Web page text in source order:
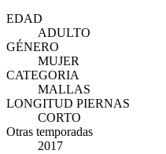
EDAD
ADULTO
GÉNERO
MUJER
CATEGORIA
MALLAS
LONGITUD PIERNAS
CORTO
Otras temporadas
2017